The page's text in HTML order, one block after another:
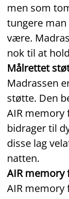
men som
tungere man
være.
nok til at
Målrettet
Madrassen
støtte. Den
AIR
bidrager til
disse lag
natten.
AIR memory
AIR